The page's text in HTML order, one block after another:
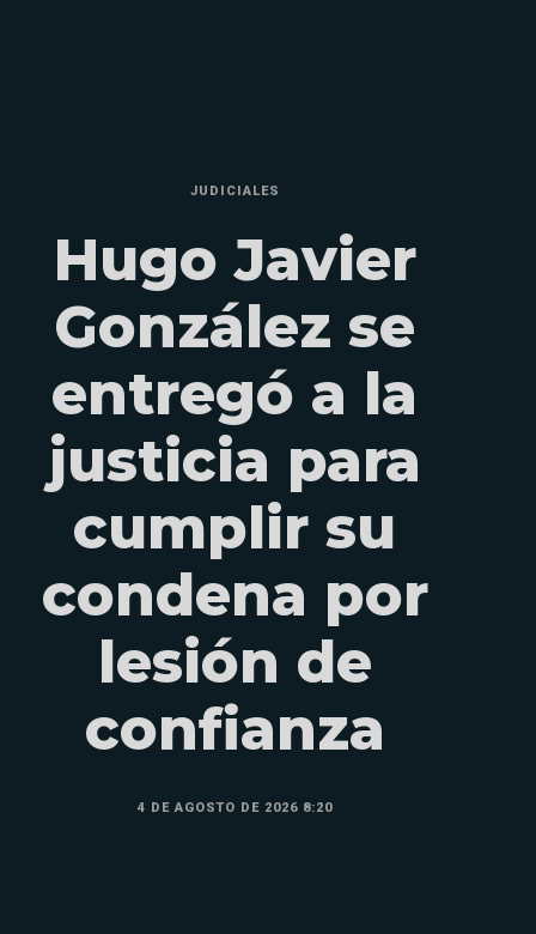
JUDICIALES
Hugo Javier
González se
entregó a la
justicia para
cumplir su
condena por
lesión de
confianza
4 DE AGOSTO DE 2026 8:20